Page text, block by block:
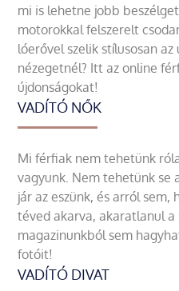
mi is lehetne jobb
motorokkal felszerelt
lóerővel szelik stílusosan
nézegetnél? Itt az online
újdonságokat!
VADÍTÓ NŐK
Mi férfiak nem tehetünk
vagyunk. Nem tehetünk se
jár az eszünk, és arról sem,
téved akarva, akaratlanul
magazinunkból sem
fotóit!
VADÍTÓ DIVAT